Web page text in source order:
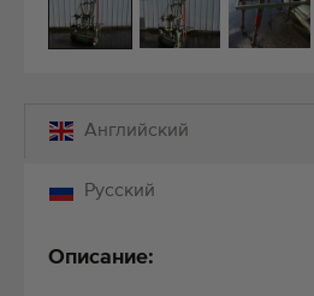
С 1977 г.
Русский
Английский
Описание: